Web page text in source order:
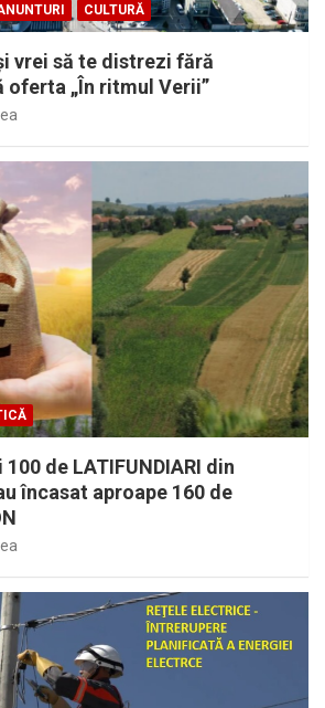
CULTURĂ
vrei să te distrezi fără
oferta „În ritmul Verii”
de LATIFUNDIARI din
încasat aproape 160 de